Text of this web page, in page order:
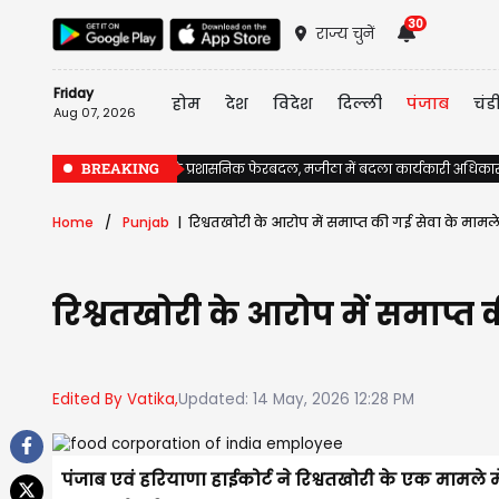
राज्य चुनें
30
Friday
Aug 07, 2026 होम देश विदेश दिल्ली पंजाब
BREAKING
पंजाब में चुनावों से पहले प्रशासनिक फेरबदल, मजीठा में बदला कार्यकारी
Home Punjab रिश्वतखोरी के आरोप में समाप्त की गई सेवा के
रिश्वतखोरी के आरोप में
Edited By Vatika,Updated: 14 May, 2026 12:28 PM
पंजाब एवं हरियाणा हाईकोर्ट ने रिश्वतखोरी के एक